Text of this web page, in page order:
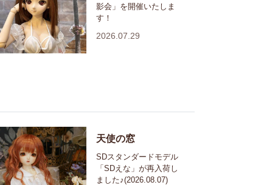
影会」を開催いたしま
す！
2026.07.29
天使の窓
SDスタンダードモデル
「SDえな」が再入荷し
ました♪(2026.08.07)